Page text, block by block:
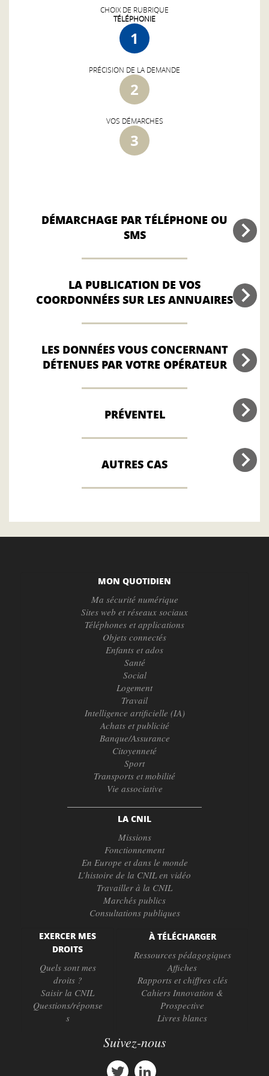
1
CHOIX DE RUBRIQUE
TÉLÉPHONIE
2
PRÉCISION DE LA DEMANDE
3
VOS DÉMARCHES
DÉMARCHAGE PAR TÉLÉPHONE OU
SMS
LA PUBLICATION DE VOS
COORDONNÉES SUR LES ANNUAIRES
LES DONNÉES VOUS CONCERNANT
DÉTENUES PAR VOTRE OPÉRATEUR
PRÉVENTEL
AUTRES CAS
MON QUOTIDIEN
Ma sécurité numérique
Sites web et réseaux sociaux
Téléphones et applications
Objets connectés
Enfants et ados
Santé
Social
Logement
Travail
Intelligence artificielle (IA)
Achats et publicité
Banque/Assurance
Citoyenneté
Sport
Transports et mobilité
Vie associative
LA CNIL
Missions
Fonctionnement
En Europe et dans le monde
L’histoire de la CNIL en vidéo
Travailler à la CNIL
Marchés publics
Consultations publiques
EXERCER MES
DROITS
Quels sont mes
droits ?
Saisir la CNIL
Questions/réponse
s
À TÉLÉCHARGER
Ressources pédagogiques
Affiches
Rapports et chiffres clés
Cahiers Innovation &
Prospective
Livres blancs
Suivez-nous